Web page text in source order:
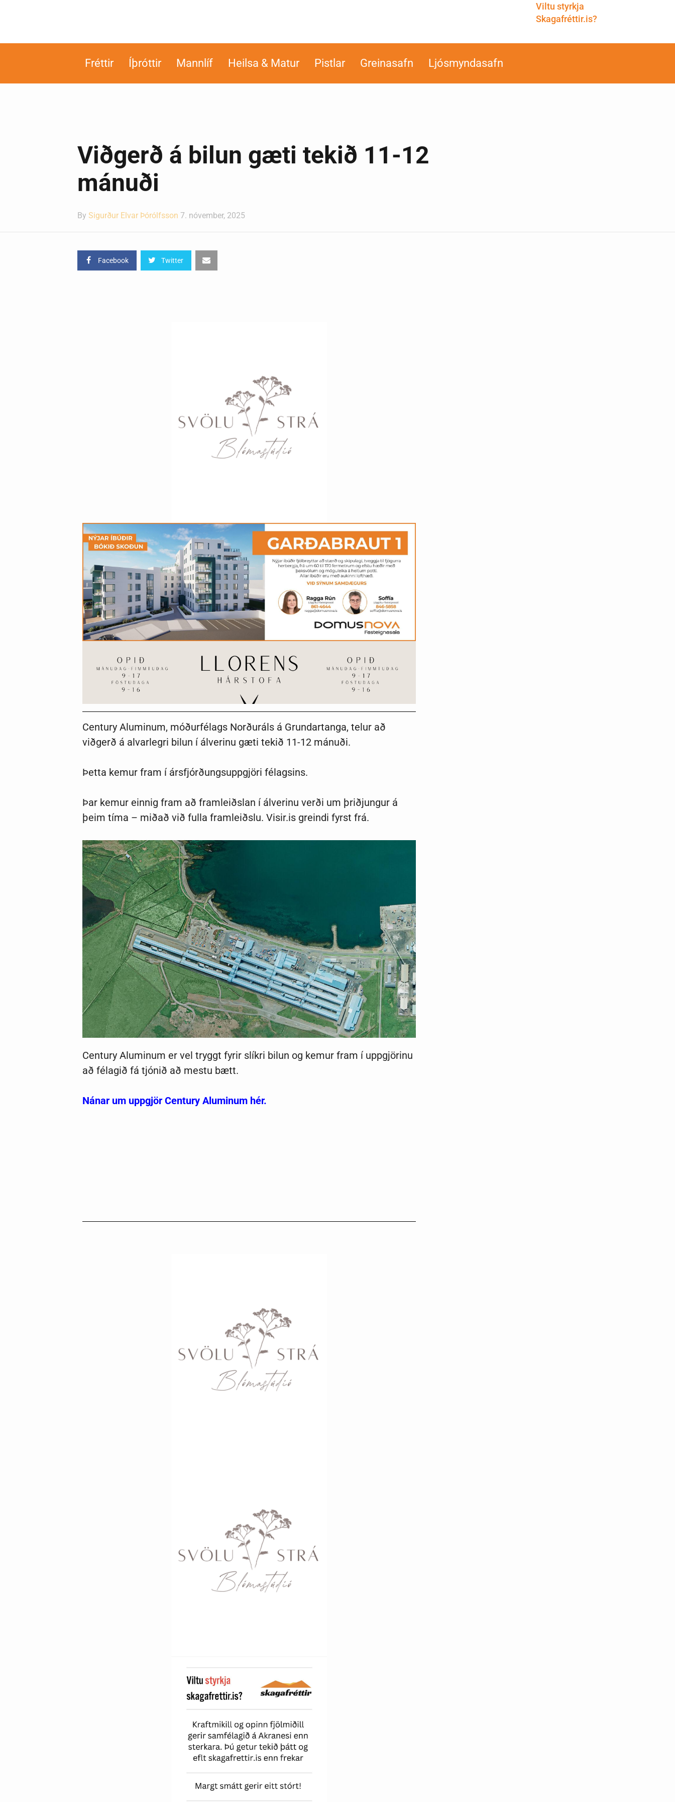
Viltu styrkja
Skagafréttir.is?
Fréttir Íþróttir Mannlíf Heilsa & Matur Pistlar Greinasafn Ljósmyndasafn
Viðgerð á bilun gæti tekið 11-12
mánuði
By Sigurður Elvar Þórólfsson 7. nóvember, 2025
Facebook Twitter
Century Aluminum, móðurfélags Norðuráls á Grundartanga, telur að
viðgerð á alvarlegri bilun í álverinu gæti tekið 11-12 mánuði.
Þetta kemur fram í ársfjórðungsuppgjöri félagsins.
Þar kemur einnig fram að framleiðslan í álverinu verði um þriðjungur á
þeim tíma – miðað við fulla framleiðslu. Visir.is greindi fyrst frá.
Century Aluminum er vel tryggt fyrir slíkri bilun og kemur fram í uppgjörinu
að félagið fá tjónið að mestu bætt.
Nánar um uppgjör Century Aluminum hér.